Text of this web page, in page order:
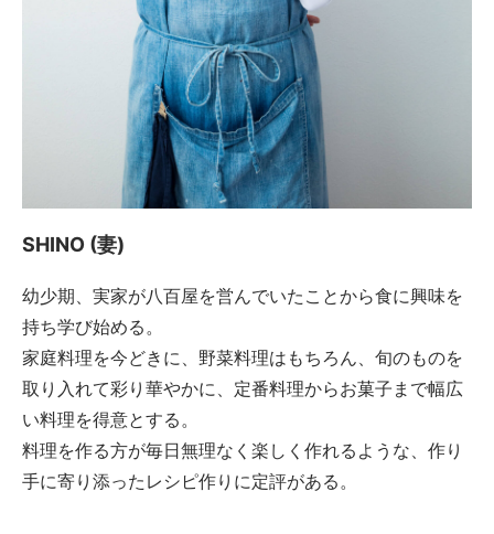
SHINO (妻)
幼少期、実家が八百屋を営んでいたことから食に興味を
持ち学び始める。
家庭料理を今どきに、野菜料理はもちろん、旬のものを
取り入れて彩り華やかに、定番料理からお菓子まで幅広
い料理を得意とする。
料理を作る方が毎日無理なく楽しく作れるような、作り
手に寄り添ったレシピ作りに定評がある。